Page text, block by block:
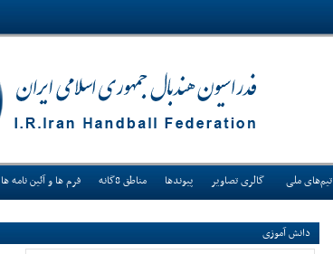
تیم‌های ملی گالری تصاویر پیوندها مناطق 8گانه فرم ها و آئین نامه ها
دانش آموزی